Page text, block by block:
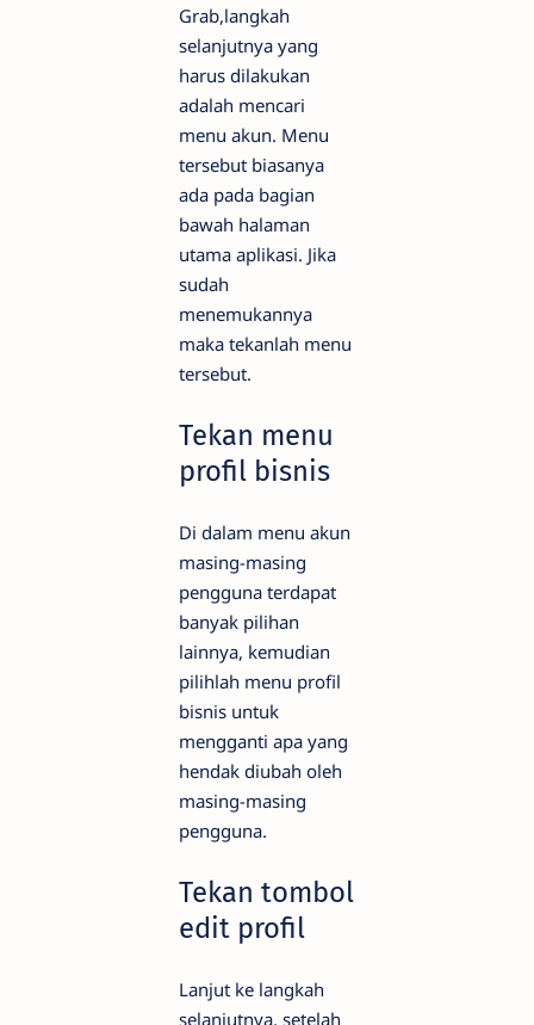
Grab,langkah
selanjutnya yang
harus dilakukan
adalah mencari
menu akun. Menu
tersebut biasanya
ada pada bagian
bawah halaman
utama aplikasi. Jika
sudah
menemukannya
maka tekanlah menu
tersebut.
Tekan menu
profil bisnis
Di dalam menu akun
masing-masing
pengguna terdapat
banyak pilihan
lainnya, kemudian
pilihlah menu profil
bisnis untuk
mengganti apa yang
hendak diubah oleh
masing-masing
pengguna.
Tekan tombol
edit profil
Lanjut ke langkah
selanjutnya, setelah